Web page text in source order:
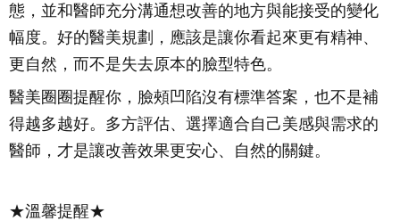
態，並和醫師充分溝通想改善的地方與能接受的變化
幅度。好的醫美規劃，應該是讓你看起來更有精神、
更自然，而不是失去原本的臉型特色。
醫美圈圈提醒你，臉頰凹陷沒有標準答案，也不是補
得越多越好。多方評估、選擇適合自己美感與需求的
醫師，才是讓改善效果更安心、自然的關鍵。
★溫馨提醒★